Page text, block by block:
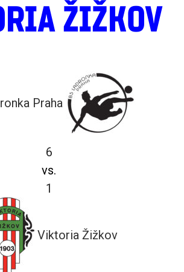
ŽIŽKOV
Praha
6
vs.
1
Viktoria Žižkov